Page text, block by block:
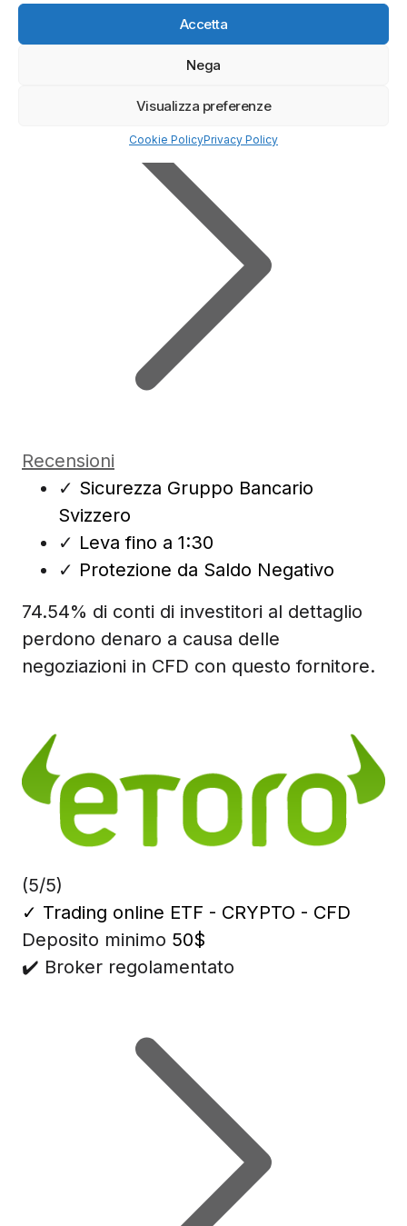
Accetta
Nega
Visualizza preferenze
Cookie PolicyPrivacy Policy
Recensioni
✓ Sicurezza Gruppo Bancario
Svizzero
✓ Leva fino a 1:30
✓ Protezione da Saldo Negativo
74.54% di conti di investitori al dettaglio
perdono denaro a causa delle
negoziazioni in CFD con questo fornitore.
(5/5)
✓ Trading online ETF - CRYPTO - CFD
Deposito minimo 50$
✔️ Broker regolamentato